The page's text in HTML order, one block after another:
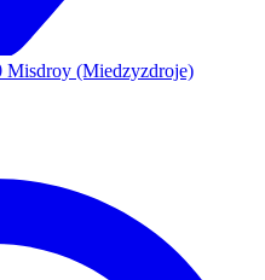
Misdroy (Miedzyzdroje)